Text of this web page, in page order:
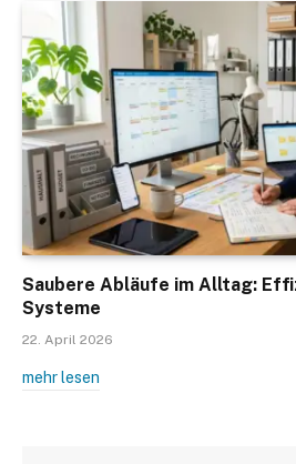
Saubere Abläufe im Alltag:
Systeme
22. April 2026
mehr lesen